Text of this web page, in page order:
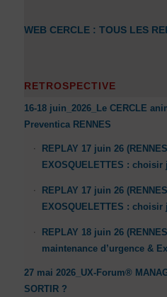
WEB CERCLE : TOUS LES
RETROSPECTIVE
16-18 juin_2026_Le CERCLE
Preventica RENNES
REPLAY 17 juin 26
EXOSQUELETTES :
REPLAY 17 juin 26
EXOSQUELETTES :
REPLAY 18 juin 26
maintenance d’urgence &
27 mai 2026_UX-Forum®
SORTIR ?